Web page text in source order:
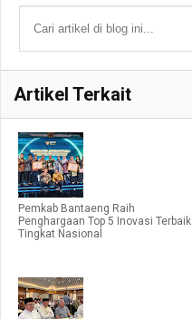
Artikel Terkait
Pemkab Bantaeng Raih
Penghargaan Top 5 Inovasi Terbaik
Tingkat Nasional